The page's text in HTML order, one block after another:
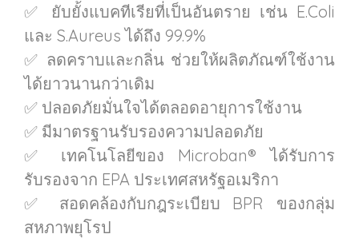
✅ ยับยั้งแบคทีเรียที่เป็นอันตราย เช่น E.Coli
และ S.Aureus ได้ถึง 99.9%
✅ ลดคราบและกลิ่น ช่วยให้ผลิตภัณฑ์ใช้งาน
ได้ยาวนานกว่าเดิม
✅ ปลอดภัยมั่นใจได้ตลอดอายุการใช้งาน
✅ มีมาตรฐานรับรองความปลอดภัย
✅ เทคโนโลยีของ Microban® ได้รับการ
รับรองจาก EPA ประเทศสหรัฐอเมริกา
✅ สอดคล้องกับกฎระเบียบ BPR ของกลุ่ม
สหภาพยุโรป